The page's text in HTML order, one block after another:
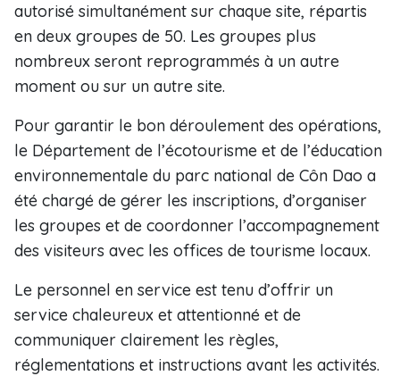
autorisé simultanément sur chaque site, répartis
en deux groupes de 50. Les groupes plus
nombreux seront reprogrammés à un autre
moment ou sur un autre site.
Pour garantir le bon déroulement des opérations,
le Département de l’écotourisme et de l’éducation
environnementale du parc national de Côn Dao a
été chargé de gérer les inscriptions, d’organiser
les groupes et de coordonner l’accompagnement
des visiteurs avec les offices de tourisme locaux.
Le personnel en service est tenu d’offrir un
service chaleureux et attentionné et de
communiquer clairement les règles,
réglementations et instructions avant les activités.